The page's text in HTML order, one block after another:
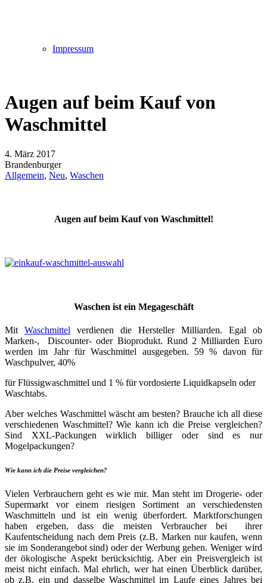
Impressum
Augen auf beim Kauf von
Waschmittel
4. März 2017
Brandenburger
Allgemein, Neu, Waschen
Augen auf beim Kauf von Waschmittel!
Waschen ist ein Megageschäft
Mit Waschmittel verdienen die Hersteller Milliarden. Egal ob
Marken-, Discounter- oder Bioprodukt. Rund 2 Milliarden Euro
werden im Jahr für Waschmittel ausgegeben. 59 % davon für
Waschpulver, 40%
für Flüssigwaschmittel und 1 % für vordosierte Liquidkapseln oder
Waschtabs.
Aber welches Waschmittel wäscht am besten? Brauche ich all diese
verschiedenen Waschmittel? Wie kann ich die Preise vergleichen?
Sind XXL-Packungen wirklich billiger oder sind es nur
Mogelpackungen?
Wie kann ich die Preise vergleichen?
Vielen Verbrauchern geht es wie mir. Man steht im Drogerie- oder
Supermarkt vor einem riesigen Sortiment an verschiedensten
Waschmitteln und ist ein wenig überfordert. Marktforschungen
haben ergeben, dass die meisten Verbraucher bei ihrer
Kaufentscheidung nach dem Preis (z.B. Marken nur kaufen, wenn
sie im Sonderangebot sind) oder der Werbung gehen. Weniger wird
der ökologische Aspekt berücksichtig. Aber ein Preisvergleich ist
meist nicht einfach. Mal ehrlich, wer hat einen Überblick darüber,
ob z.B. ein und dasselbe Waschmittel im Laufe eines Jahres bei